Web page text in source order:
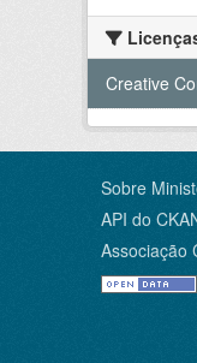
Creative
Sobre
API do
Associação